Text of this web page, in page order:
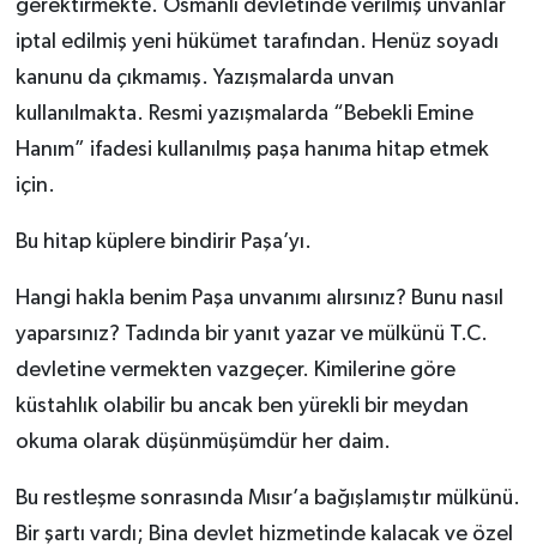
gerektirmekte. Osmanlı devletinde verilmiş unvanlar
iptal edilmiş yeni hükümet tarafından. Henüz soyadı
kanunu da çıkmamış. Yazışmalarda unvan
kullanılmakta. Resmi yazışmalarda “Bebekli Emine
Hanım” ifadesi kullanılmış paşa hanıma hitap etmek
için.
Bu hitap küplere bindirir Paşa’yı.
Hangi hakla benim Paşa unvanımı alırsınız? Bunu nasıl
yaparsınız? Tadında bir yanıt yazar ve mülkünü T.C.
devletine vermekten vazgeçer. Kimilerine göre
küstahlık olabilir bu ancak ben yürekli bir meydan
okuma olarak düşünmüşümdür her daim.
Bu restleşme sonrasında Mısır’a bağışlamıştır mülkünü.
Bir şartı vardı; Bina devlet hizmetinde kalacak ve özel